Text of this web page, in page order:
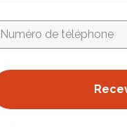
entrent en jeu : la
et l'existence de